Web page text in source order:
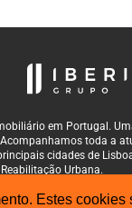
Estes
em Portugal.
toda a
cidades de
Urbana.